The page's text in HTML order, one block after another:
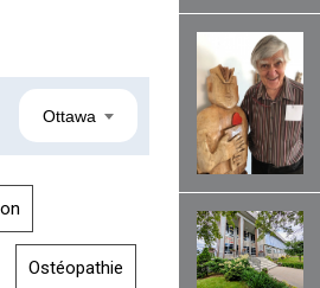
Ottawa
Ostéopathie